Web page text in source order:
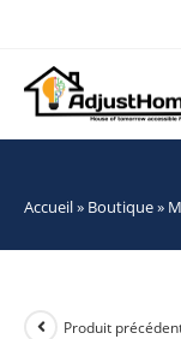
Accueil» Boutique»
Produit